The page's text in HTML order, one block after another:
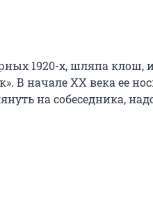
1920-х, шляпа клош,
В начале ХХ века ее
на собеседника,